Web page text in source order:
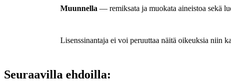
Muunnella — remiksata ja muokata aineistoa sekä
Lisenssinantaja ei voi peruuttaa näitä oikeuksia niin
Seuraavilla ehdoilla: